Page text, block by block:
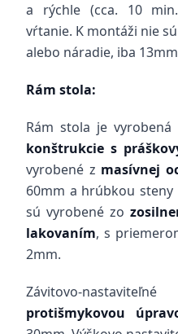
a rýchle (cca. 10
vŕtanie. K montáži nie
alebo náradie, iba
Rám stola:
Rám stola je vyrobená
konštrukcie s
vyrobené z masívnej
60mm a hrúbkou
sú vyrobené zo
lakovaním, s
2mm.
Závitovo-nastaviteľné
protišmykovou